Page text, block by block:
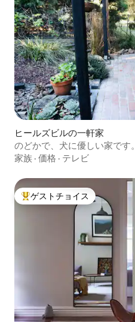
ヒールズビルの一軒家
のどかで、犬に優しい家です。
家族 · 価格 · テレビ
大好評のゲストチョイスです。
ゲストチョイス